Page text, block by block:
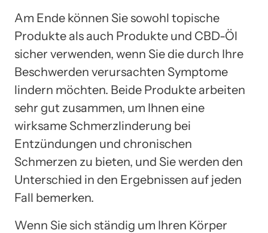
Am Ende können Sie sowohl topische
Produkte als auch Produkte und CBD-Öl
sicher verwenden, wenn Sie die durch Ihre
Beschwerden verursachten Symptome
lindern möchten. Beide Produkte arbeiten
sehr gut zusammen, um Ihnen eine
wirksame Schmerzlinderung bei
Entzündungen und chronischen
Schmerzen zu bieten, und Sie werden den
Unterschied in den Ergebnissen auf jeden
Fall bemerken.
Wenn Sie sich ständig um Ihren Körper